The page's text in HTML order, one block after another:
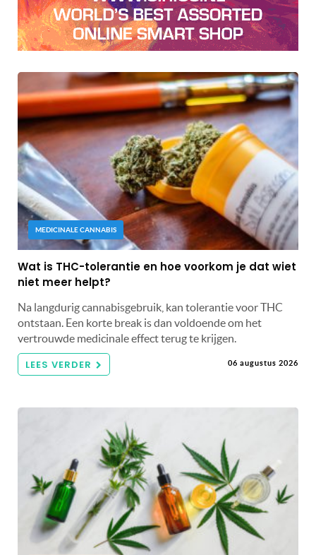
MEDICINALE CANNABIS
Wat is THC-tolerantie en hoe voorkom je dat wiet
niet meer helpt?
Na langdurig cannabisgebruik, kan tolerantie voor THC
ontstaan. Een korte break is dan voldoende om het
vertrouwde medicinale effect terug te krijgen.
LEES VERDER 06 augustus 2026